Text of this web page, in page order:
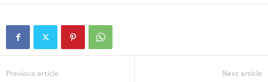
Previous article Next article